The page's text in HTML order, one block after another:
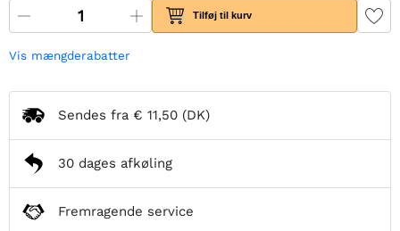
Tilføj til kurv
Vis mængderabatter
Sendes fra € 11,50 (DK)
30 dages afkøling
Fremragende service